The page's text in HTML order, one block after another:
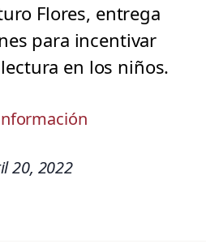
Flores, entrega
para incentivar
en los niños.
20, 2022